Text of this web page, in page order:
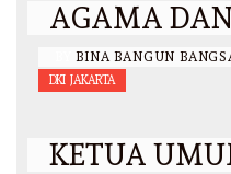
AGAMA
BINA BANGUN
DKI JAKARTA
KETUA